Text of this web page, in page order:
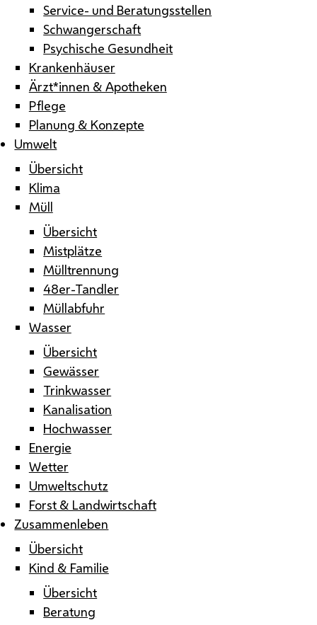
Service- und Beratungsstellen
Schwangerschaft
Psychische Gesundheit
Krankenhäuser
Ärzt*innen & Apotheken
Pflege
Planung & Konzepte
Umwelt
Übersicht
Klima
Müll
Übersicht
Mistplätze
Mülltrennung
48er-Tandler
Müllabfuhr
Wasser
Übersicht
Gewässer
Trinkwasser
Kanalisation
Hochwasser
Energie
Wetter
Umweltschutz
Forst & Landwirtschaft
Zusammenleben
Übersicht
Kind & Familie
Übersicht
Beratung